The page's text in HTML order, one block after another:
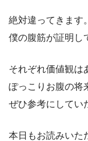
絶対違ってきます
僕の腹筋が証明し
それぞれ価値観は
ぽっこりお腹の将
ぜひ参考にしてい
本日もお読みいた